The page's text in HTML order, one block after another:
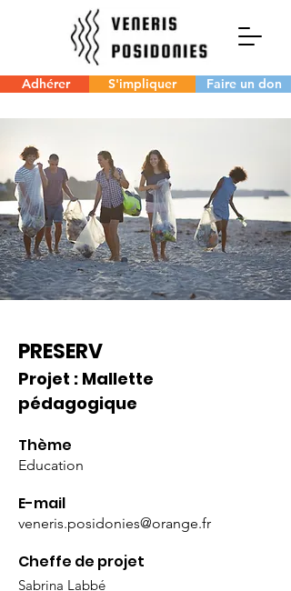
Adhérer S'impliquer Faire un don
PRESERV
Projet : Mallette
pédagogique
Thème
Education
E-mail
veneris.posidonies@orange.fr
Cheffe de projet
Sabrina Labbé